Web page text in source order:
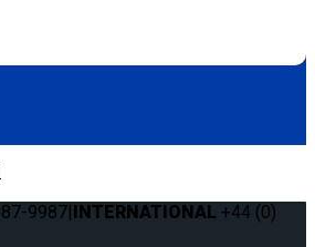
9987|INTERNATIONAL +44 (0)